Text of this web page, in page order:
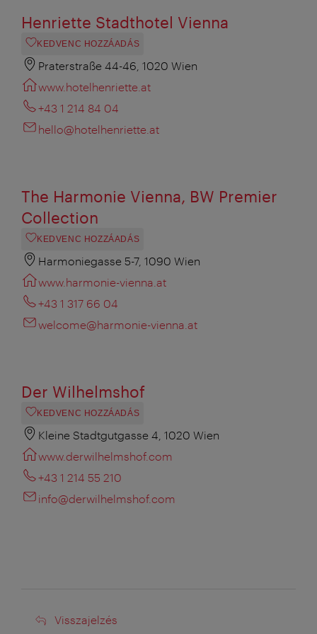
Henriette Stadthotel Vienna
KEDVENC HOZZÁADÁS
Praterstraße 44-46, 1020 Wien
www.hotelhenriette.at
+43 1 214 84 04
hello@hotelhenriette.at
The Harmonie Vienna, BW Premier
Collection
KEDVENC HOZZÁADÁS
Harmoniegasse 5-7, 1090 Wien
www.harmonie-vienna.at
+43 1 317 66 04
welcome@harmonie-vienna.at
Der Wilhelmshof
KEDVENC HOZZÁADÁS
Kleine Stadtgutgasse 4, 1020 Wien
www.derwilhelmshof.com
+43 1 214 55 210
info@derwilhelmshof.com
Visszajelzés
Visszajelzés